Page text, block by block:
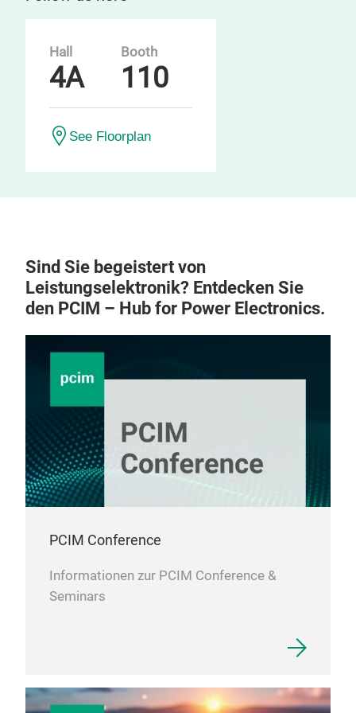
Hall
4A
Booth
110
See Floorplan
Sind Sie begeistert von
Leistungselektronik? Entdecken Sie
den PCIM – Hub for Power Electronics.
PCIM Conference
Informationen zur PCIM Conference &
Seminars